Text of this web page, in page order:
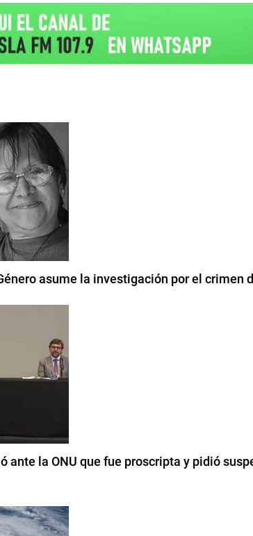
asume la investigación por el crimen
ante la ONU que fue proscripta y pidió